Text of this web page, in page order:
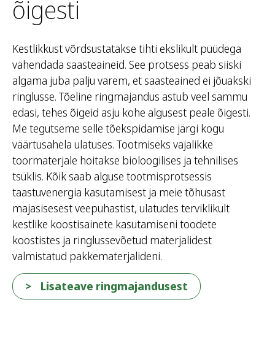
õigesti
Kestlikkust võrdsustatakse tihti ekslikult püüdega
vähendada saasteaineid. See protsess peab siiski
algama juba palju varem, et saasteained ei jõuakski
ringlusse. Tõeline ringmajandus astub veel sammu
edasi, tehes õigeid asju kohe algusest peale õigesti.
Me tegutseme selle tõekspidamise järgi kogu
väärtusahela ulatuses. Tootmiseks vajalikke
toormaterjale hoitakse bioloogilises ja tehnilises
tsüklis. Kõik saab alguse tootmisprotsessis
taastuvenergia kasutamisest ja meie tõhusast
majasisesest veepuhastist, ulatudes terviklikult
kestlike koostisainete kasutamiseni toodete
koostistes ja ringlussevõetud materjalidest
valmistatud pakkematerjalideni.
Lisateave ringmajandusest